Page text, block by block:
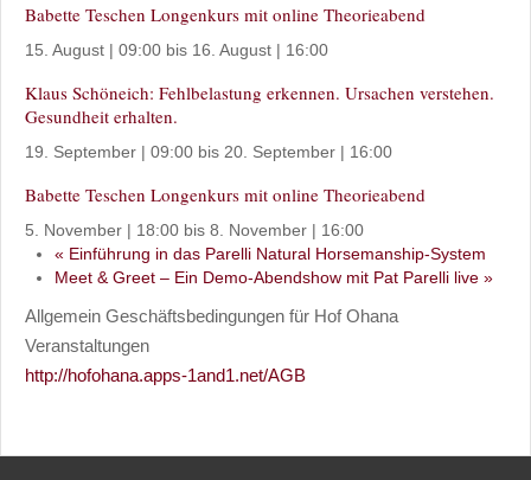
Babette Teschen Longenkurs mit online Theorieabend
15. August | 09:00 bis 16. August | 16:00
Klaus Schöneich: Fehlbelastung erkennen. Ursachen verstehen.
Gesundheit erhalten.
19. September | 09:00 bis 20. September | 16:00
Babette Teschen Longenkurs mit online Theorieabend
5. November | 18:00 bis 8. November | 16:00
« Einführung in das Parelli Natural Horsemanship-System
Meet & Greet – Ein Demo-Abendshow mit Pat Parelli live »
Allgemein Geschäftsbedingungen für Hof Ohana
Veranstaltungen
http://hofohana.apps-1and1.net/AGB